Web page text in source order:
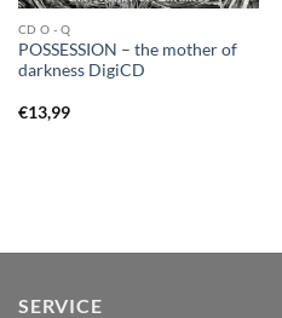
CD O - Q
POSSESSION – the mother of
darkness DigiCD
€13,99
SERVICE